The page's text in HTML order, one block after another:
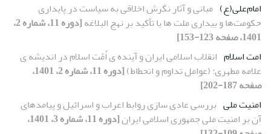
امام‌علی(ع) مبانی و آثار نگرش اخلاقی به سیاست در پایداری
حکومت‌ها‌ و بیداری ملت ها با تأکید بر نهج البلاغه
[دوره 11، شماره 2،
1401، صفحه 123-153]
امت اسلام انقلاب اسلامی ایران و آینده ی اُمّت اسلام در اندیشه ی
علامه مطهری: (عوامل تداوم و انحطاط)
[دوره 11، شماره 2، 1401،
صفحه 187-202]
امنیت ملی بررسی عادی سازی روابط اعراب و اسرائیل و پیامدهای
آن بر امنیت ملی جمهوری اسلامی ایران
[دوره 11، شماره 3، 1401،